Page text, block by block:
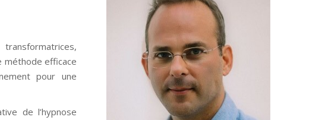
transformatrices,
méthode efficace
pour une
de l’hypnose